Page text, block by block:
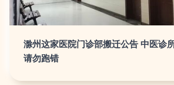
滁州这家医院门诊部搬迁公告 中医诊
请勿跑错